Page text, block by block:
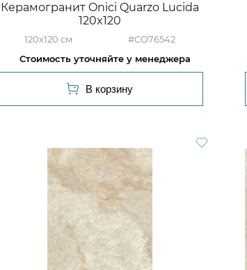
Керамогранит Onici Quarzo Lucida
120x120
120x120 #CO76542